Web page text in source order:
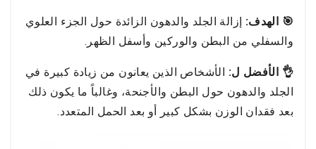
🎯 الهدف: إزالة الجلد والدهون الزائدة حول الجزء العلوي
والسفلي من البطن والوركين وأسفل الظهر.
👌 الأفضل ل:
الأشخاص الذين يعانون من زيادة كبيرة في
الجلد والدهون حول البطن والأجنحة، وغالباً ما يكون ذلك
بعد فقدان الوزن بشكل كبير أو بعد الحمل المتعدد.